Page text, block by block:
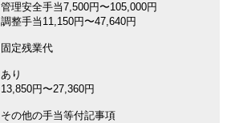
管理安全手当7,500円〜105,000円
調整手当11,150円〜47,640円
固定残業代
あり
13,850円〜27,360円
その他の手当等付記事項